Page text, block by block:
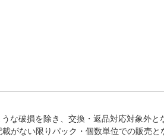
な破損を除き、交換・返品対応対象外と
がない限りパック・個数単位での販売